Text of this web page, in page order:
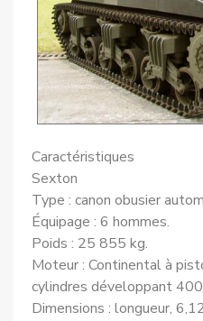
Caractéristiques
Sexton
Type : canon obusier
Équipage : 6 hommes.
Poids : 25 855 kg.
Moteur : Continental à
cylindres développant
Dimensions : longueur,